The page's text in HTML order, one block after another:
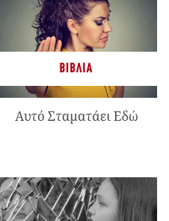
ΒΙΒΛΊΑ
Αυτό Σταματάει Εδώ